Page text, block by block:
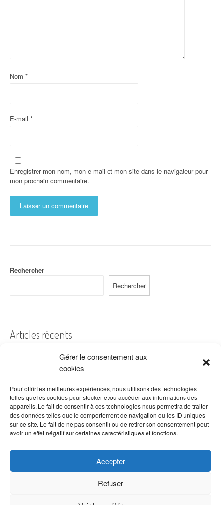
Gérer le consentement aux
cookies
Pour offrir les meilleures expériences, nous utilisons des technologies
telles que les cookies pour stocker et/ou accéder aux informations des
appareils. Le fait de consentir à ces technologies nous permettra de traiter
des données telles que le comportement de navigation ou les ID uniques
sur ce site. Le fait de ne pas consentir ou de retirer son consentement peut
avoir un effet négatif sur certaines caractéristiques et fonctions.
Accepter
Refuser
Nom *
E-mail *
Enregistrer mon nom, mon e-mail et mon site dans le navigateur pour
mon prochain commentaire.
Rechercher
Rechercher
Articles récents
A quelles dates de l’année offre-t-on des fleurs ?
Les fleurs préférées des Français
Combien de fois arroser un cactus ?
Quelles fleurs offrir pour la fête des mères ?
Idées de décoration avec fleurs séchées